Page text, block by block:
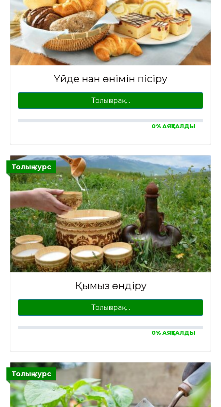
Үйде нан өнімін пісіру
Толығырақ…
0% АЯҚТАЛДЫ
Толық курс
Қымыз өндіру
Толығырақ…
0% АЯҚТАЛДЫ
Толық курс